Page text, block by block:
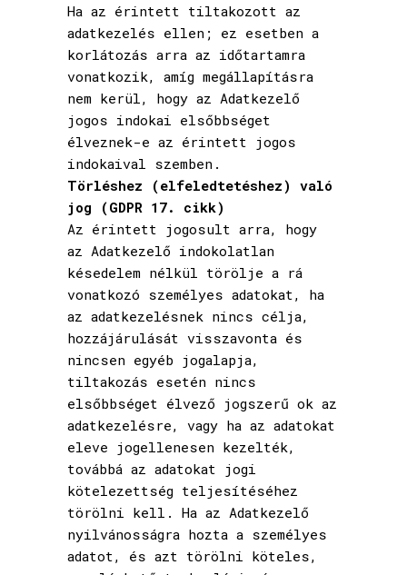
Ha az érintett tiltakozott az
adatkezelés ellen; ez esetben a
korlátozás arra az időtartamra
vonatkozik, amíg megállapításra
nem kerül, hogy az Adatkezelő
jogos indokai elsőbbséget
élveznek-e az érintett jogos
indokaival szemben.
Törléshez (elfeledtetéshez) való
jog (GDPR 17. cikk)
Az érintett jogosult arra, hogy
az Adatkezelő indokolatlan
késedelem nélkül törölje a rá
vonatkozó személyes adatokat, ha
az adatkezelésnek nincs célja,
hozzájárulását visszavonta és
nincsen egyéb jogalapja,
tiltakozás esetén nincs
elsőbbséget élvező jogszerű ok az
adatkezelésre, vagy ha az adatokat
eleve jogellenesen kezelték,
továbbá az adatokat jogi
kötelezettség teljesítéséhez
törölni kell. Ha az Adatkezelő
nyilvánosságra hozta a személyes
adatot, és azt törölni köteles,